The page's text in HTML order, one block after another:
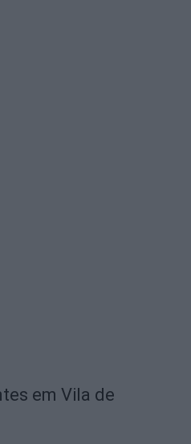
em Vila de